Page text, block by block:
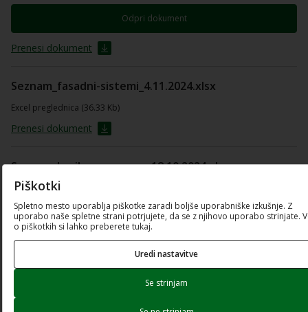
Odpri dokument
Prenesi dokument
Seznam_fasadni-sistemi_4.11.2024.xlsx
Excel preglednica (36.33 Kb)
Prenesi dokument
Seznam_kurilne-naprave_-18.10.2024.xlsx
Excel preglednica (56.7 Kb)
Prenesi dokument
Seznam_okna-14.10.2024.xlsx
Excel preglednica (369.45 Kb)
Piškotki
Spletno mesto uporablja piškotke zaradi boljše uporabniške izkušnje. Z
uporabo naše spletne strani potrjujete, da se z njihovo uporabo strinjate.
o piškotkih si lahko preberete tukaj.
Uredi nastavitve
Se strinjam